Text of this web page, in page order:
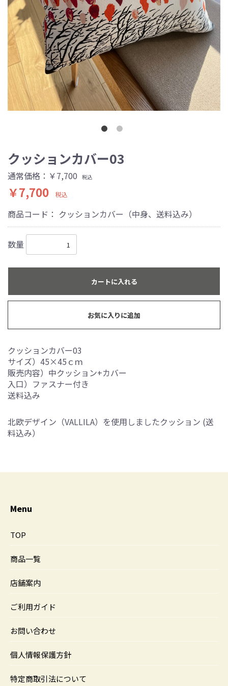
クッションカバー03
通常価格：￥7,700 税込
￥7,700 税込
商品コード： クッションカバー（中身、送料込み）
数量
カートに入れる
お気に入りに追加
クッションカバー03
サイズ）45×45ｃｍ
販売内容）中クッション+カバー
入口）ファスナー付き
送料込み
北欧デザイン（VALLILA）を使用しましたクッション (送
料込み）
Menu
TOP
商品一覧
店舗案内
ご利用ガイド
お問い合わせ
個人情報保護方針
特定商取引法について